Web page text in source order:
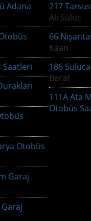
Adana
Saatleri
Otobüs
Garaj
217
Ali Suluc
66
Kaan
186
Berat
111A Ata
Otobüs